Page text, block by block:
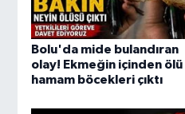
Bolu'da mide bulandıran
olay! Ekmeğin içinden ölü
hamam böcekleri çıktı